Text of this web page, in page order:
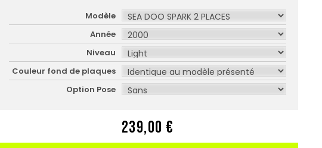
Modèle
Année
Niveau
Couleur fond de plaques
Option Pose
239,00 €